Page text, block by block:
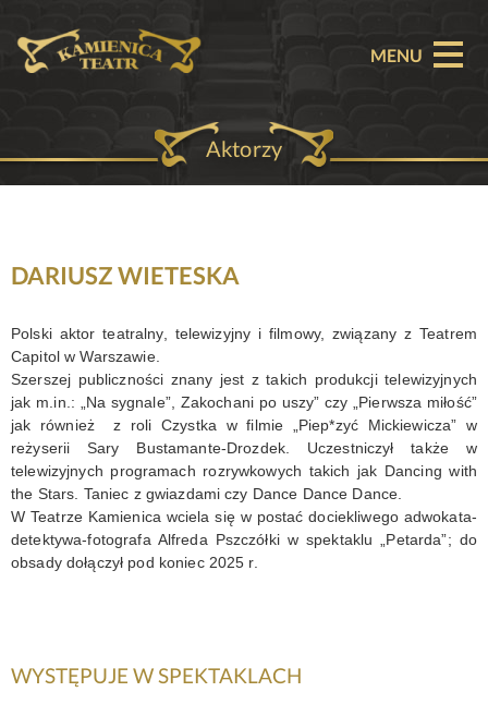
MENU
O TEATRZE
BILETY
PARTNERZY
OFERTA KOMERCYJNA
KONTAKT
Aktorzy
DARIUSZ WIETESKA
Polski aktor teatralny, telewizyjny i filmowy, związany z Teatrem
Capitol w Warszawie.
Szerszej publiczności znany jest z takich produkcji telewizyjnych
jak m.in.: „Na sygnale”, Zakochani po uszy” czy „Pierwsza miłość”
jak również z roli Czystka w filmie „Piep*zyć Mickiewicza” w
reżyserii Sary Bustamante-Drozdek. Uczestniczył także w
telewizyjnych programach rozrywkowych takich jak Dancing with
the Stars. Taniec z gwiazdami czy Dance Dance Dance.
W Teatrze Kamienica wciela się w postać dociekliwego adwokata-
detektywa-fotografa Alfreda Pszczółki w spektaklu „Petarda”; do
obsady dołączył pod koniec 2025 r.
WYSTĘPUJE W SPEKTAKLACH